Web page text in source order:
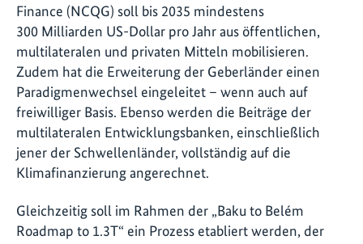
Finance (NCQG) soll bis 2035 mindestens
300 Milliarden US-Dollar pro Jahr aus öffentlichen,
multilateralen und privaten Mitteln mobilisieren.
Zudem hat die Erweiterung der Geberländer einen
Paradigmenwechsel eingeleitet – wenn auch auf
freiwilliger Basis. Ebenso werden die Beiträge der
multilateralen Entwicklungsbanken, einschließlich
jener der Schwellenländer, vollständig auf die
Klimafinanzierung angerechnet.
Gleichzeitig soll im Rahmen der „Baku to Belém
Roadmap to 1.3T“ ein Prozess etabliert werden, der